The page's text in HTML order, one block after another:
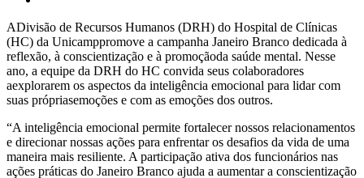
ADivisão de Recursos Humanos (DRH) do Hospital de Clínicas
(HC) da Unicamppromove a campanha Janeiro Branco dedicada à
reflexão, à conscientização e à promoçãoda saúde mental. Nesse
ano, a equipe da DRH do HC convida seus colaboradores
aexplorarem os aspectos da inteligência emocional para lidar com
suas própriasemoções e com as emoções dos outros.
“A inteligência emocional permite fortalecer nossos relacionamentos
e direcionar nossas ações para enfrentar os desafios da vida de uma
maneira mais resiliente. A participação ativa dos funcionários nas
ações práticas do Janeiro Branco ajuda a aumentar a conscientização